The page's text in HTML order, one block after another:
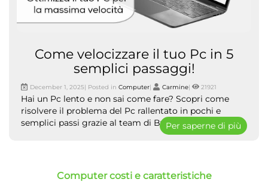
Come velocizzare il tuo Pc in 5
semplici passaggi!
December 1, 2025| Posted in Computer| Carmine| 21921
Hai un Pc lento e non sai come fare? Scopri come
risolvere il problema del Pc rallentato in pochi e
semplici passi grazie al team di ByTecno.Per saperne di più
Computer costi e caratteristiche